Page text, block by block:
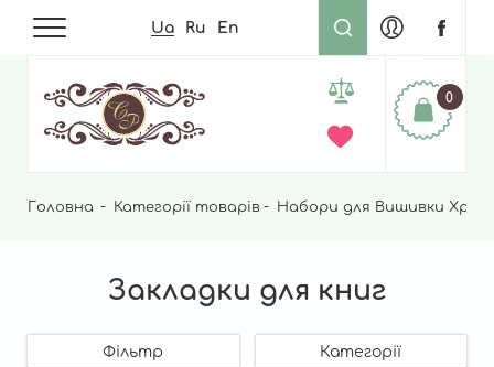
Ua Ru En
0
Рядок
Головна Категорії товарів Набори для Вишивки
Закладки для книг
Фільтр Категорії